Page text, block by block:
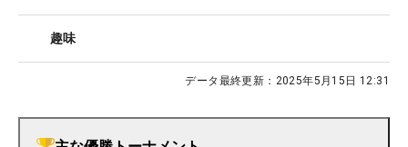
趣味
データ最終更新： 2025年5月15日 12:31